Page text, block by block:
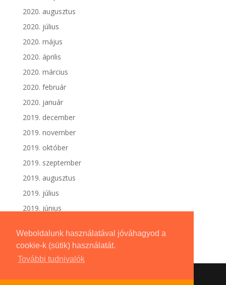
Weboldalunk használatával jóváhagyod a
cookie-k (sütik) használatát.
További tudnivalók
2020. augusztus
2020. július
2020. május
2020. április
2020. március
2020. február
2020. január
2019. december
2019. november
2019. október
2019. szeptember
2019. augusztus
2019. július
2019. június